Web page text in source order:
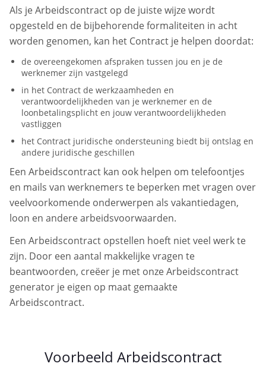
Als je Arbeidscontract op de juiste wijze wordt
opgesteld en de bijbehorende formaliteiten in acht
worden genomen, kan het Contract je helpen doordat:
de overeengekomen afspraken tussen jou en je de
werknemer zijn vastgelegd
in het Contract de werkzaamheden en
verantwoordelijkheden van je werknemer en de
loonbetalingsplicht en jouw verantwoordelijkheden
vastliggen
het Contract juridische ondersteuning biedt bij ontslag en
andere juridische geschillen
Een Arbeidscontract kan ook helpen om telefoontjes
en mails van werknemers te beperken met vragen over
veelvoorkomende onderwerpen als vakantiedagen,
loon en andere arbeidsvoorwaarden.
Een Arbeidscontract opstellen hoeft niet veel werk te
zijn. Door een aantal makkelijke vragen te
beantwoorden, creëer je met onze Arbeidscontract
generator je eigen op maat gemaakte
Arbeidscontract.
Voorbeeld Arbeidscontract